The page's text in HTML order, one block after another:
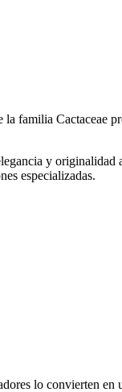
familia Cactaceae
y originalidad
especializadas.
lo convierten en